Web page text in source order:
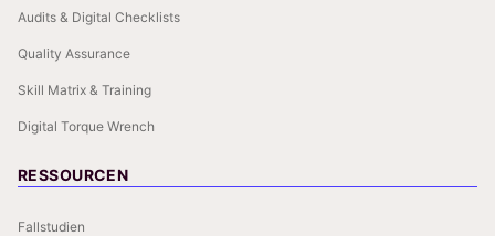
Audits & Digital Checklists
Quality Assurance
Skill Matrix & Training
Digital Torque Wrench
RESSOURCEN
Fallstudien